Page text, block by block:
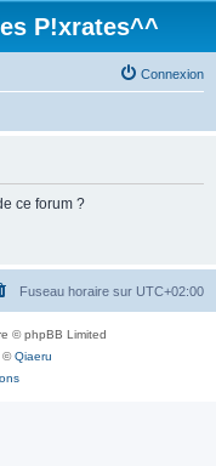
P!xrates^^
Connexion
ce forum ?
Fuseau horaire sur UTC+02:00
© phpBB Limited
©Qiaeru